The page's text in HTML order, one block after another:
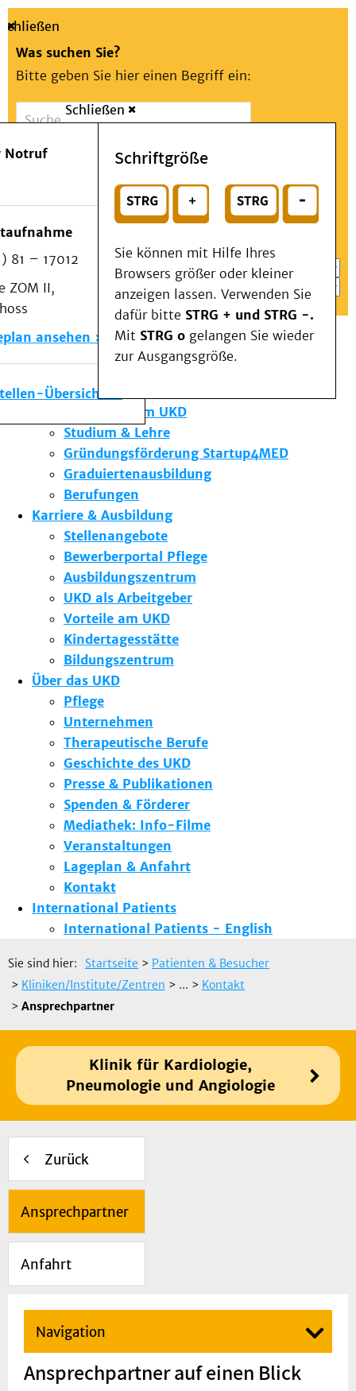
Suche
Schließen
Was suchen Sie?
Bitte geben Sie hier einen Begriff ein:
Suchen
oder
Wählen Sie ein Thema für Ihren Schnelleinstieg
Notfall
Schließen
Notruf
81 – 17012
ZOM II,
ansehen
Übersicht
Schriftgröße
Sie können mit Hilfe Ihres
Browsers größer oder kleiner
anzeigen lassen. Verwenden Sie
dafür bitte STRG + und STRG -.
Mit STRG o gelangen Sie wieder
zur Ausgangsgröße.
Menü
Patienten & Besucher
Kliniken/Institute/Zentren
Als Patient am UKD
Beratung und Unterstützung
Veranstaltungen
Kommunikation im Medizinwesen (KIM)
Notfall
Forschung & Lehre
Die Institute des UKD
Forschung am UKD
Studium & Lehre
Gründungsförderung Startup4MED
Graduiertenausbildung
Berufungen
Karriere & Ausbildung
Stellenangebote
Bewerberportal Pflege
Ausbildungszentrum
UKD als Arbeitgeber
Vorteile am UKD
Kindertagesstätte
Bildungszentrum
Über das UKD
Pflege
Unternehmen
Therapeutische Berufe
Geschichte des UKD
Presse & Publikationen
Spenden & Förderer
Mediathek: Info-Filme
Veranstaltungen
Lageplan & Anfahrt
Kontakt
International Patients
International Patients - English
Sie sind hier: Startseite > Patienten & Besucher
> Kliniken/Institute/Zentren > ... > Kontakt
> Ansprechpartner
Klinik für Kardiologie,
Pneumologie und Angiologie
Zurück
Ansprechpartner
Anfahrt
Navigation
Ansprechpartner auf einen Blick